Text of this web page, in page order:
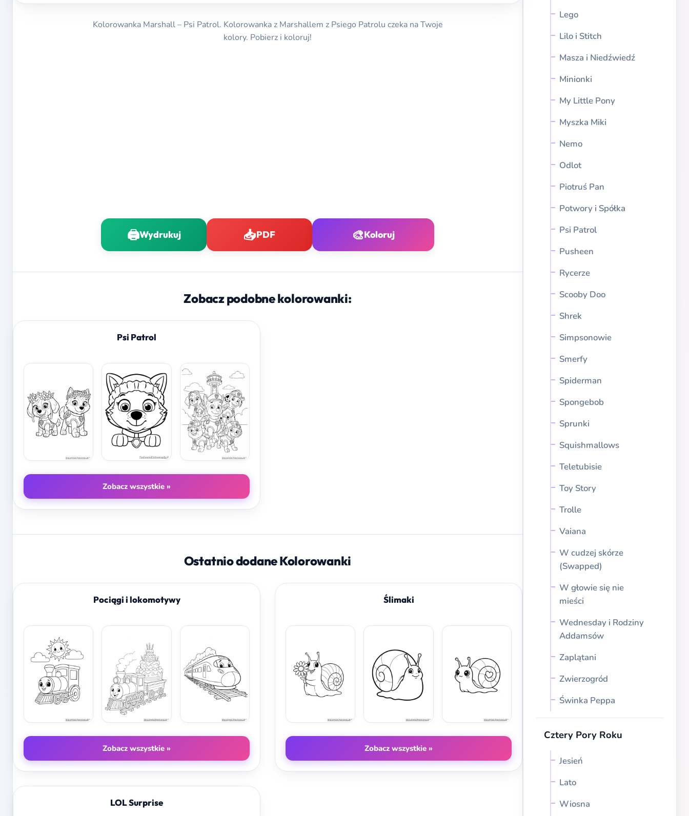
Lego
Lilo i Stitch
Masza i Niedźwiedź
Minionki
My Little Pony
Myszka Miki
Nemo
Odlot
Piotruś Pan
Potwory i Spółka
Psi Patrol
Pusheen
Rycerze
Scooby Doo
Shrek
Simpsonowie
Smerfy
Spiderman
Spongebob
Sprunki
Squishmallows
Teletubisie
Toy Story
Trolle
Vaiana
W cudzej skórze
(Swapped)
W głowie się nie
mieści
Wednesday i Rodziny
Addamsów
Zaplątani
Zwierzogród
Świnka Peppa
Cztery Pory Roku
Jesień
Lato
Wiosna
Kolorowanka Marshall – Psi Patrol. Kolorowanka z Marshallem z Psiego Patrolu czeka na Twoje
kolory. Pobierz i koloruj!
🖨️Wydrukuj 📥PDF 🎨Koloruj
Zobacz podobne kolorowanki:
Psi Patrol
Zobacz wszystkie »
Ostatnio dodane Kolorowanki
Pociągi i lokomotywy
Zobacz wszystkie »
Ślimaki
Zobacz wszystkie »
LOL Surprise